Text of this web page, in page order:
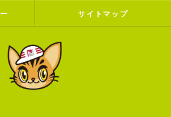
サイトマップ